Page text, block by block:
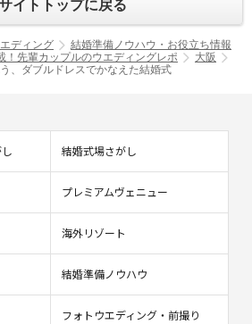
イトトップに戻る
ディング
結婚準備ノウハウ・お役立ち情報
！先輩カップルのウエディングレポ
大阪
、ダブルドレスでかなえた結婚式
結婚式場さがし
プレミアムヴェニュー
海外リゾート
結婚準備ノウハウ
フォトウエディング・前撮り